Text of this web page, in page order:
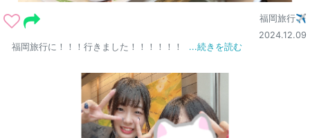
福岡旅行✈
2024.12.09
福岡旅行に！！！行きました！！！！！！
...続きを読む